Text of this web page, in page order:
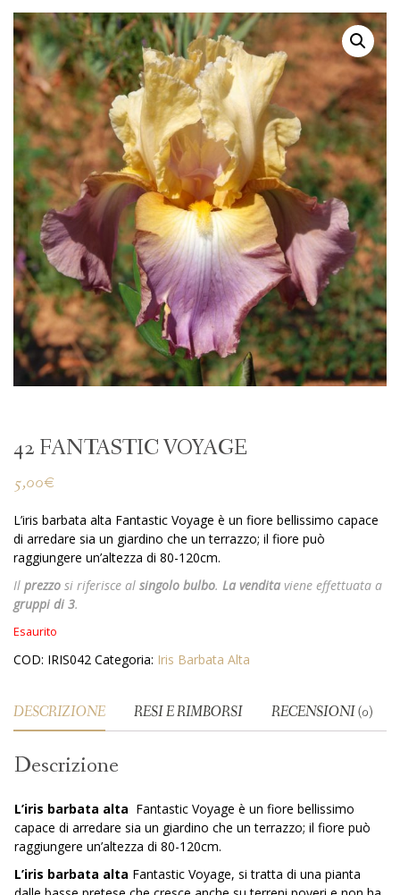
42 FANTASTIC VOYAGE
5,00€
L’iris barbata alta Fantastic Voyage è un fiore bellissimo capace
di arredare sia un giardino che un terrazzo; il fiore può
raggiungere un’altezza di 80-120cm.
Il prezzo si riferisce al singolo bulbo. La vendita viene effettuata a
gruppi di 3.
Esaurito
COD: IRIS042 Categoria: Iris Barbata Alta
DESCRIZIONE RESI E RIMBORSI RECENSIONI (0)
Descrizione
L’iris barbata alta Fantastic Voyage è un fiore bellissimo
capace di arredare sia un giardino che un terrazzo; il fiore può
raggiungere un’altezza di 80-120cm.
L’iris barbata alta Fantastic Voyage, si tratta di una pianta